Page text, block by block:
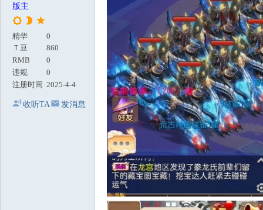
版主
精华
0
Ｔ豆
860
RMB
0
违规
0
注册时间 2025-4-4
收听TA 发消息